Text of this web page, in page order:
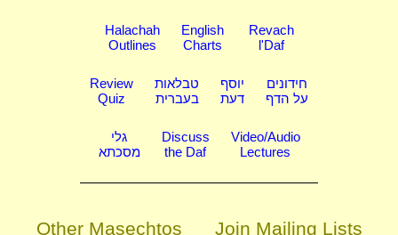
Halachah
Outlines
English
Charts
Revach
l'Daf
Review
Quiz
טבלאות
בעברית
יוסף
דעת
חידונים
על הדף
גלי
מסכתא
Discuss
the Daf
Video/Audio
Lectures
Other Masechtos Join Mailing Lists